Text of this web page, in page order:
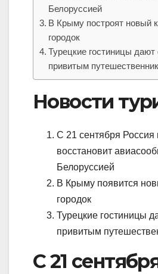
Белоруссией
В Крыму построят новый
городок
Турецкие гостиницы дают
привитым
Новости
С 21 сентября
восстановит
Белоруссией
В Крыму появится
городок
Турецкие гостиницы
привитым
С 21